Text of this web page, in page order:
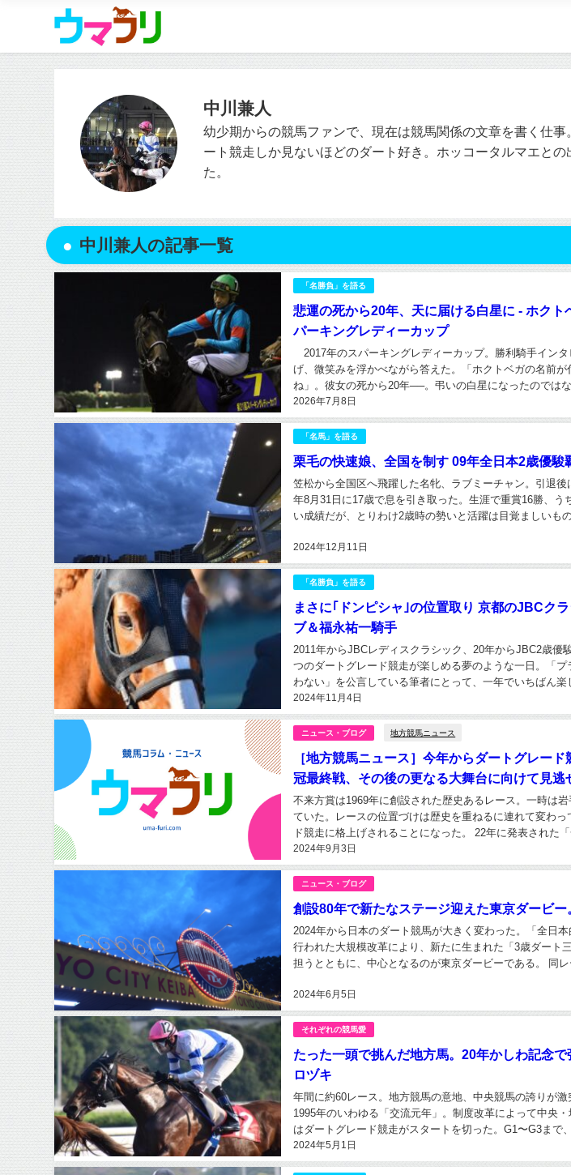
中川兼人
幼少期からの競馬ファンで、現在は競馬関係の文章を書く仕
ート競走しか見ないほどのダート好き。ホッコータルマエとの
た。
中川兼人の記事一覧
「名勝負」を語る
悲運の死から20年、天に届ける白星に - ホクト
パーキングレディーカップ
2026年7月8日
2017年のスパーキングレディーカップ。勝利騎手イン
げ、微笑みを浮かべながら答えた。「ホクトベガの名前
ね」。彼女の死から20年──。弔いの白星になったのでは
モリアル」の副題がある。地方競馬のレースに対して、中
「名馬」を語る
栗毛の快速娘、全国を制す 09年全日本2歳優駿
2024年12月11日
笠松から全国区へ飛躍した名牝、ラブミーチャン。引退
年8月31日に17歳で息を引き取った。生涯で重賞16勝、う
い成績だが、とりわけ2歳時の勢いと活躍は目覚ましいも
「名勝負」を語る
まさに｢ドンピシャ｣の位置取り 京都のJBCク
ブ＆福永祐一騎手
2024年11月4日
2011年からJBCレディスクラシック、20年からJBC2歳優
つのダートグレード競走が楽しめる夢のような一日。「
わない」を公言している筆者にとって、一年でいちばん楽
だ。もっとも、この時期は米国のブリーダーズカップ...
ニュース・ブログ 地方競馬ニュース
［地方競馬ニュース］今年からダートグレー
冠最終戦、その後の更なる大舞台に向けて見逃
2024年9月3日
不来方賞は1969年に創設された歴史あるレース。一時は
ていた。レースの位置づけは歴史を重ねるに連れて変わ
ド競走に格上げされることになった。 22年に発表された
その中で目玉施策とされたのが、新たな「3歳ダート三...
ニュース・ブログ
創設80年で新たなステージ迎えた東京ダービ
2024年6月5日
2024年から日本のダート競馬が大きく変わった。「全日
行われた大規模改革により、新たに生まれた「3歳ダート
担うとともに、中心となるのが東京ダービーである。 同
それぞれの競馬愛
たった一頭で挑んだ地方馬。20年かしわ記念
ロヅキ
2024年5月1日
年間に約60レース。地方競馬の意地、中央競馬の誇りが激
1995年のいわゆる「交流元年」。制度改革によって中央
はダートグレード競走がスタートを切った。G1〜G3まで
れ、所属の枠を超えた戦いが全国で繰り広げられるよう...